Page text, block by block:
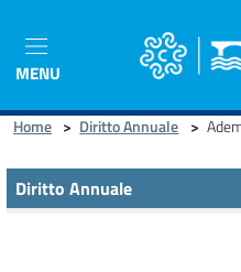
contenuto
MENU
Home > Diritto Annuale >
Diritto Annuale